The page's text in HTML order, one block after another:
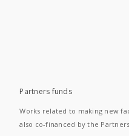
Partners funds
Works related to making new
also co-financed by the